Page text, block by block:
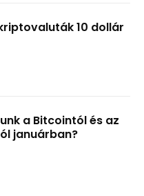
10 dollár
a Bitcointól és az
januárban?